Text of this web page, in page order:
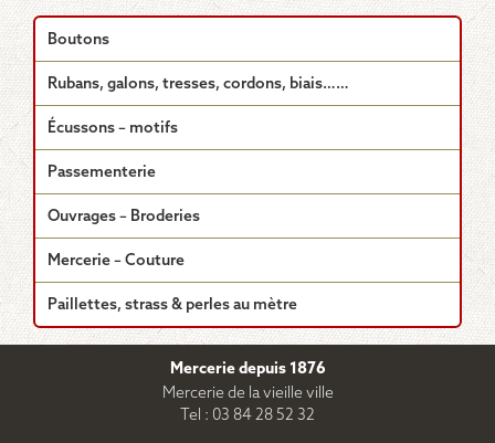
variations.
Les
peuvent
choisies
la
du
Boutons
Rubans, galons, tresses, cordons, biais……
Écussons – motifs
Passementerie
Ouvrages – Broderies
Mercerie – Couture
Paillettes, strass & perles au mètre
Mercerie depuis 1876
Mercerie de la vieille ville
Tel : 03 84 28 52 32